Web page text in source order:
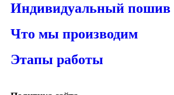
Индивидуальный пошив
Что мы производим
Этапы работы